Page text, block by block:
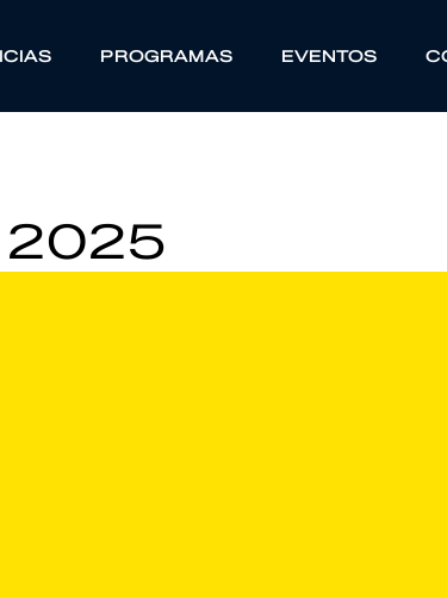
PROGRAMAS EVENTOS
2025